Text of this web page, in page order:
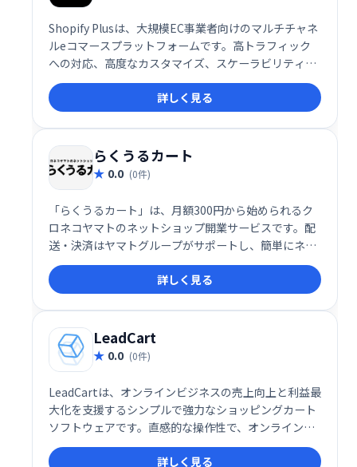
Shopify Plusは、大規模EC事業者向けのマルチチャネ
ルeコマースプラットフォームです。高トラフィック
への対応、高度なカスタマイズ、スケーラビリティを
実現し、複数言語・通貨対応、カスタムキャンペーン
の自動化、ストアフロントのカスタマイズなど、グロ
ーバル展開にも最適です。大規模な販売と成長を目指
す企業に最適なソリューションです。
詳しく見る
らくうるカート
0.0 (0件)
「らくうるカート」は、月額300円から始められるク
ロネコヤマトのネットショップ開業サービスです。配
送・決済はヤマトグループがサポートし、簡単にネッ
トショップを運営できます。30日間の無料お試し期間
があるので、気軽にあなただけのショップを開設して
みませんか？
詳しく見る
LeadCart
0.0 (0件)
LeadCartは、オンラインビジネスの売上向上と利益最
大化を支援するシンプルで強力なショッピングカート
ソフトウェアです。直感的な操作性で、オンライン起
業家の皆様が効率的に商品販売を行い、ビジネスを成
長させるお手伝いをします。
詳しく見る